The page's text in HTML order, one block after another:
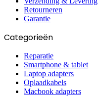
Retourneren
Garantie
Categorieën
Reparatie
Smartphone & tablet
Laptop adapters
Oplaadkabels
Macbook adapters